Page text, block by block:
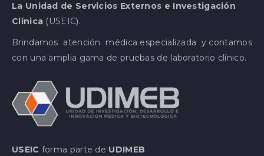
La Unidad de Servicios Externos e Investigación
Clínica (USEIC).
Brindamos atención médica especializada y contamos
con una amplia gama de pruebas de laboratorio clínico.
USEIC forma parte de UDIMEB